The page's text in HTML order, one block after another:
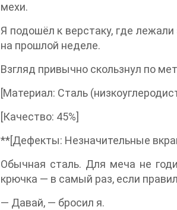
мехи.
Я подошёл к верстаку, где
на прошлой неделе.
Взгляд привычно скользнул по
[Материал: Сталь
[Качество: 45%]
**[Дефекты: Незначительные
Обычная сталь. Для меча не
крючка — в самый раз, если
— Давай, — бросил я.